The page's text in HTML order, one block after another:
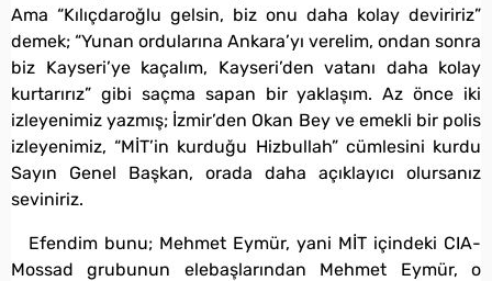
Ama “Kılıçdaroğlu gelsin, biz onu daha kolay deviririz”
demek; “Yunan ordularına Ankara’yı verelim, ondan sonra
biz Kayseri’ye kaçalım, Kayseri’den vatanı daha kolay
kurtarırız” gibi saçma sapan bir yaklaşım. Az önce iki
izleyenimiz yazmış; İzmir’den Okan Bey ve emekli bir polis
izleyenimiz, “MİT’in kurduğu Hizbullah” cümlesini kurdu
Sayın Genel Başkan, orada daha açıklayıcı olursanız
seviniriz.
Efendim bunu; Mehmet Eymür, yani MİT içindeki CIA-
Mossad grubunun elebaşlarından Mehmet Eymür, o